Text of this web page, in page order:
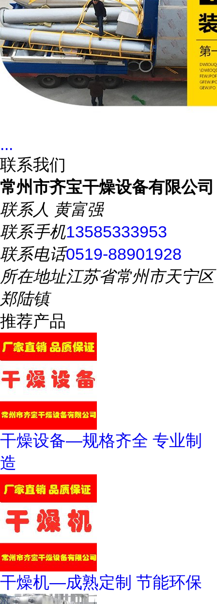
...
联系我们
常州市齐宝干燥设备有限公司
联系人 黄富强
联系手机13585333953
联系电话0519-88901928
所在地址江苏省常州市天宁区
郑陆镇
推荐产品
干燥设备—规格齐全 专业制
造
干燥机—成熟定制 节能环保